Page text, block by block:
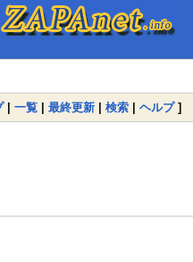
| 一覧 | 最終更新 | 検索 | ヘルプ]